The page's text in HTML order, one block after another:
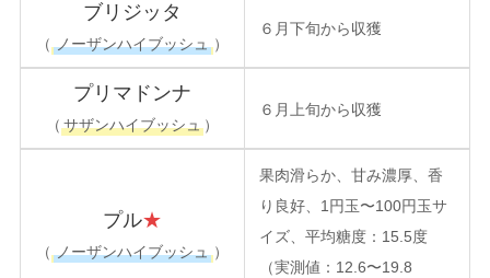
ブリジッタ
（ ノーザンハイブッシュ ）
６月下旬から収獲
プリマドンナ
（ サザンハイブッシュ）
６月上旬から収獲
プル★
（ ノーザンハイブッシュ ）
果肉滑らか、甘み濃厚、香
り良好、1円玉〜100円玉サ
イズ、平均糖度：15.5度
（実測値：12.6〜19.8